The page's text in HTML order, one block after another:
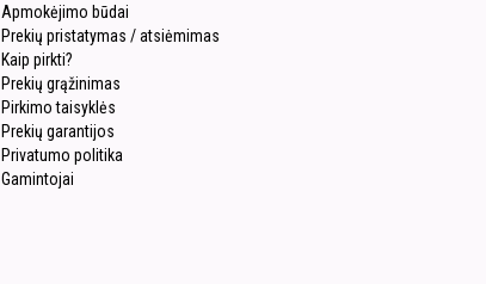
Apmokėjimo būdai
Prekių pristatymas / atsiėmimas
Kaip pirkti?
Prekių grąžinimas
Pirkimo taisyklės
Prekių garantijos
Privatumo politika
Gamintojai